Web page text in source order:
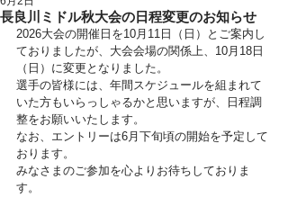
長良川ミドル秋大会の日程変更のお知らせ
2026大会の開催日を10月11日（日）とご案内し
ておりましたが、大会会場の関係上、10月18日
（日）に変更となりました。
選手の皆様には、年間スケジュールを組まれて
いた方もいらっしゃるかと思いますが、日程調
整をお願いいたします。
なお、エントリーは6月下旬頃の開始を予定して
おります。
みなさまのご参加を心よりお待ちしておりま
す。